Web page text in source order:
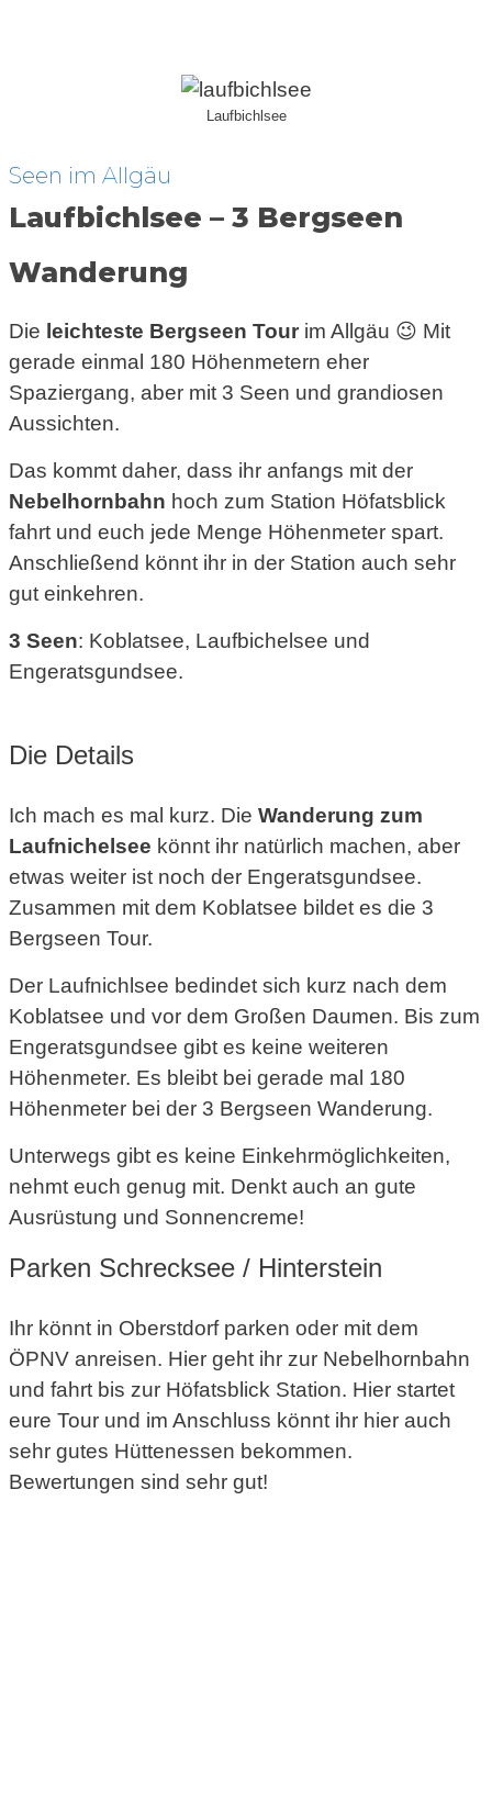
Laufbichlsee
Seen im Allgäu
Laufbichlsee – 3 Bergseen
Wanderung
Die leichteste Bergseen Tour im Allgäu 😉 Mit
gerade einmal 180 Höhenmetern eher
Spaziergang, aber mit 3 Seen und grandiosen
Aussichten.
Das kommt daher, dass ihr anfangs mit der
Nebelhornbahn hoch zum Station Höfatsblick
fahrt und euch jede Menge Höhenmeter spart.
Anschließend könnt ihr in der Station auch sehr
gut einkehren.
3 Seen: Koblatsee, Laufbichelsee und
Engeratsgundsee.
Die Details
Ich mach es mal kurz. Die Wanderung zum
Laufnichelsee könnt ihr natürlich machen, aber
etwas weiter ist noch der Engeratsgundsee.
Zusammen mit dem Koblatsee bildet es die 3
Bergseen Tour.
Der Laufnichlsee bedindet sich kurz nach dem
Koblatsee und vor dem Großen Daumen. Bis zum
Engeratsgundsee gibt es keine weiteren
Höhenmeter. Es bleibt bei gerade mal 180
Höhenmeter bei der 3 Bergseen Wanderung.
Unterwegs gibt es keine Einkehrmöglichkeiten,
nehmt euch genug mit. Denkt auch an gute
Ausrüstung und Sonnencreme!
Parken Schrecksee / Hinterstein
Ihr könnt in Oberstdorf parken oder mit dem
ÖPNV anreisen. Hier geht ihr zur Nebelhornbahn
und fahrt bis zur Höfatsblick Station. Hier startet
eure Tour und im Anschluss könnt ihr hier auch
sehr gutes Hüttenessen bekommen.
Bewertungen sind sehr gut!